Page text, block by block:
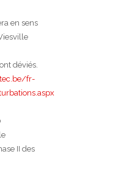
en sens
déviés.
fr-
II des